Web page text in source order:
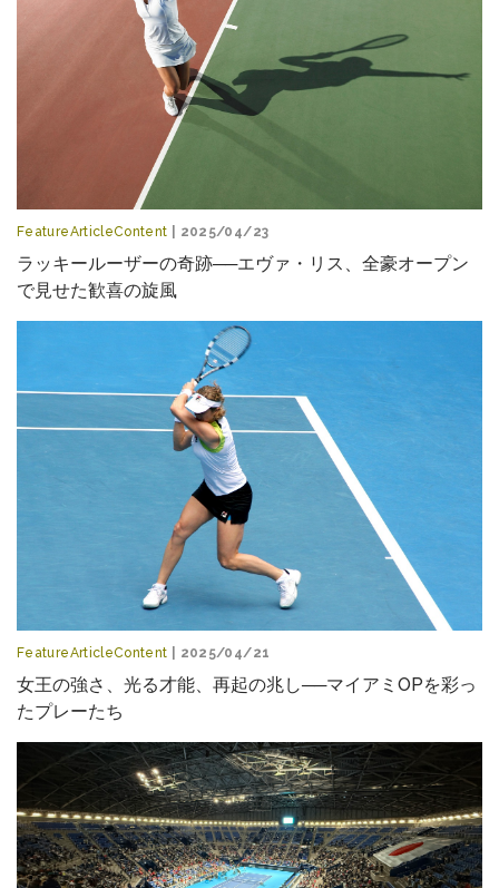
FeatureArticleContent | 2025/04/23
ラッキールーザーの奇跡──エヴァ・リス、全豪オープン
で見せた歓喜の旋風
FeatureArticleContent | 2025/04/21
女王の強さ、光る才能、再起の兆し──マイアミOPを彩っ
たプレーたち